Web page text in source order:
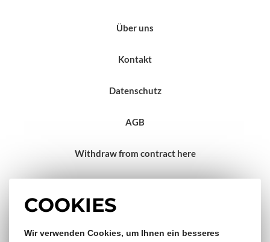
COOKIES
Wir verwenden Cookies, um Ihnen ein besseres
Über uns
Kontakt
Datenschutz
AGB
Withdraw from contract here
Gratis Versand & Rückversand